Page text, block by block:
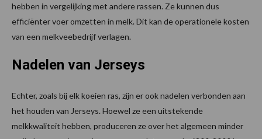
hebben in vergelijking met andere rassen. Ze kunnen dus
efficiënter voer omzetten in melk. Dit kan de operationele kosten
van een melkveebedrijf verlagen.
Nadelen van Jerseys
Echter, zoals bij elk koeien ras, zijn er ook nadelen verbonden aan
het houden van Jerseys. Hoewel ze een uitstekende
melkkwaliteit hebben, produceren ze over het algemeen minder